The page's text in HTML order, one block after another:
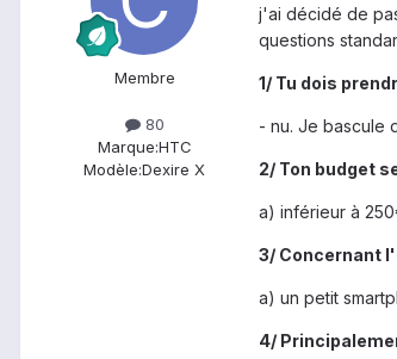
Membre
80
Marque:HTC
Modèle:Dexire X
j'ai décidé de
questions
1/ Tu dois
- nu. Je bascule
2/ Ton budget
a) inférieur à
3/ Concernant
a) un petit
4/